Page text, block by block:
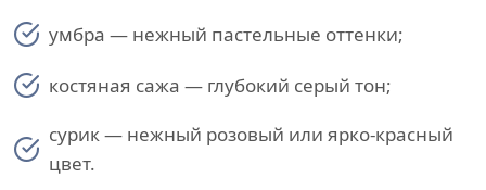
умбра — нежный пастельные оттенки;
костяная сажа — глубокий серый тон;
сурик — нежный розовый или ярко-красный
цвет.